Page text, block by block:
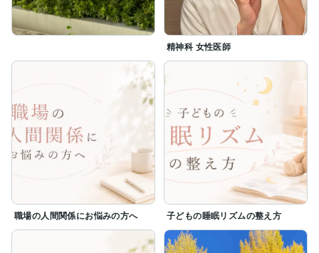
精神科 女性医師
職場の人間関係にお悩みの方へ 子どもの睡眠リズムの整え方